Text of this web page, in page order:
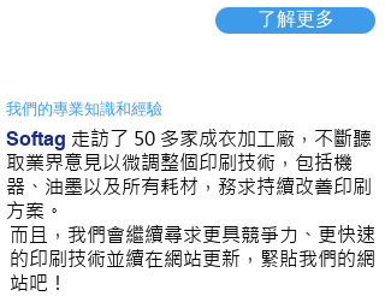
了解更多
我們的專業知識和經驗
Softag 走訪了 50 多家成衣加工廠，不斷聽
取業界意見以微調整個印刷技術，包括機
器、油墨以及所有耗材，務求持續改善印刷
方案。
而且，我們會繼續尋求更具競爭力、更快速
的印刷技術並續在網站更新，緊貼我們的網
站吧！